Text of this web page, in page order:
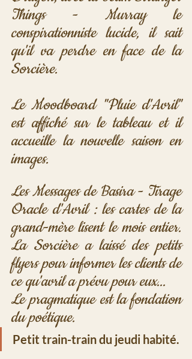
Things - Murray le
conspirationniste lucide, il sait
qu'il va perdre en face de la
Sorcière.
Le Moodboard "Pluie d'Avril"
est affiché sur le tableau et il
accueille la nouvelle saison en
images.
Les Messages de Basira - Tirage
Oracle d'Avril : les cartes de la
grand-mère lisent le mois entier.
La Sorcière a laissé des petits
flyers pour informer les clients de
ce qu'avril a prévu pour eux...
Le pragmatique est la fondation
du poétique.
Petit train-train du jeudi habité.